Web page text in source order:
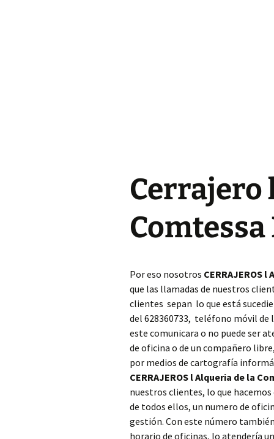
Cerrajero Antella
Cerrajero Aras de los
Olmos
Cerrajero Ayora
Cerrajero Barx
Cerrajero Barxeta
Cerrajero Bèlgida
Cerrajero Bellreguard
Cerrajero Bellús
Cerrajero
Por eso nosotros CERRAJEROS
que las llamadas de nuestros
clientes sepan lo que está
del 628360733, teléfono móvil de
este comunicara o no puede ser
de oficina o de un compañero
por medios de cartografía
CERRAJEROS l Alqueria de la
nuestros clientes, lo que
de todos ellos, un numero de
gestión. Con este número
horario de oficinas, lo atendería